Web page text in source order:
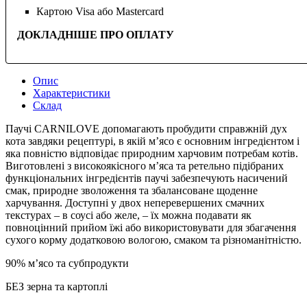
Картою Visa або Mastercard
ДОКЛАДНІШЕ ПРО ОПЛАТУ
Опис
Характеристики
Склад
Паучі CARNILOVE допомагають пробудити справжній дух
кота завдяки рецептурі, в якій м’ясо є основним інгредієнтом і
яка повністю відповідає природним харчовим потребам котів.
Виготовлені з високоякісного м’яса та ретельно підібраних
функціональних інгредієнтів паучі забезпечують насичений
смак, природне зволоження та збалансоване щоденне
харчування. Доступні у двох неперевершених смачних
текстурах – в соусі або желе, – їх можна подавати як
повноцінний прийом їжі або використовувати для збагачення
сухого корму додатковою вологою, смаком та різноманітністю.
90% м’ясо та субпродукти
БЕЗ зерна та картоплі